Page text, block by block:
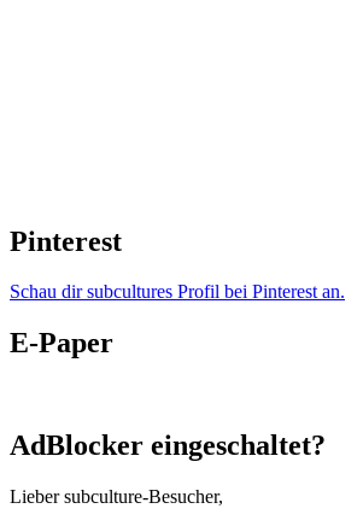
Pinterest
Schau dir subcultures Profil bei Pinterest an.
E-Paper
AdBlocker eingeschaltet?
Lieber subculture-Besucher,